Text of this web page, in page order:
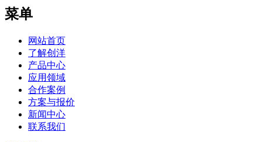
菜单
网站首页
了解创洋
产品中心
应用领域
合作案例
方案与报价
新闻中心
联系我们